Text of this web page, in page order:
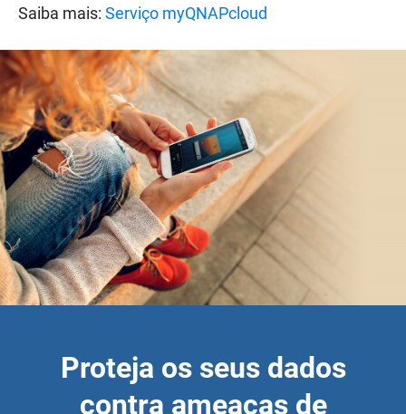
Proteja os seus dados